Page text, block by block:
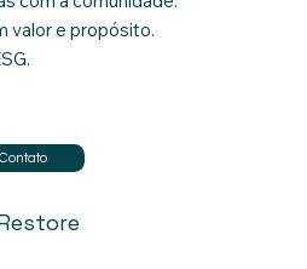
valor e propósito.
Contato